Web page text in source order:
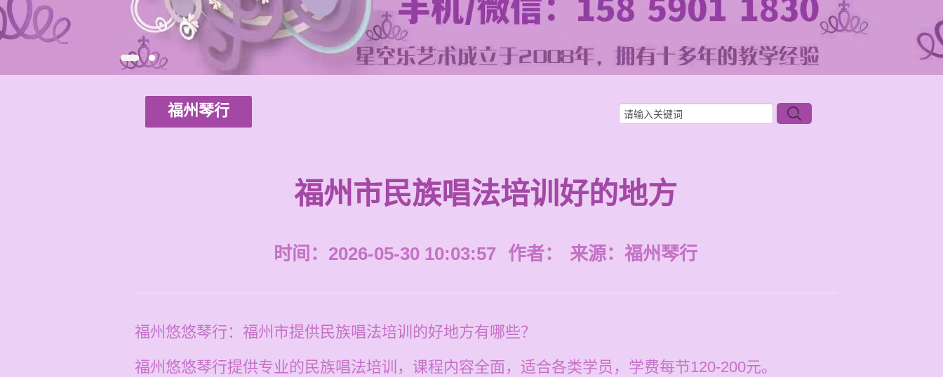
福州琴行
福州市民族唱法培训好的地方
时间：2026-05-30 10:03:57 作者： 来源： 福州琴行
福州悠悠琴行：福州市提供民族唱法培训的好地方有哪些？
福州悠悠琴行提供专业的民族唱法培训，课程内容全面，适合各类学员，学费每节120-200元。